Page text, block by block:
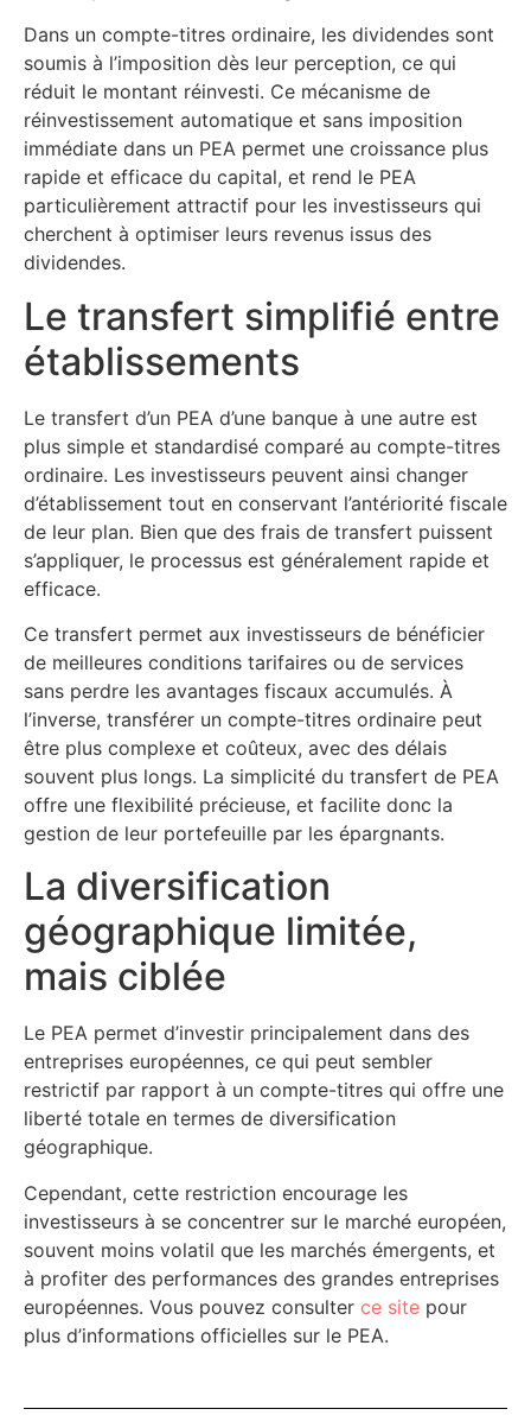
Dans un compte-titres ordinaire, les dividendes sont
soumis à l’imposition dès leur perception, ce qui
réduit le montant réinvesti. Ce mécanisme de
réinvestissement automatique et sans imposition
immédiate dans un PEA permet une croissance plus
rapide et efficace du capital, et rend le PEA
particulièrement attractif pour les investisseurs qui
cherchent à optimiser leurs revenus issus des
dividendes.
Le transfert simplifié entre
établissements
Le transfert d’un PEA d’une banque à une autre est
plus simple et standardisé comparé au compte-titres
ordinaire. Les investisseurs peuvent ainsi changer
d’établissement tout en conservant l’antériorité fiscale
de leur plan. Bien que des frais de transfert puissent
s’appliquer, le processus est généralement rapide et
efficace.
Ce transfert permet aux investisseurs de bénéficier
de meilleures conditions tarifaires ou de services
sans perdre les avantages fiscaux accumulés. À
l’inverse, transférer un compte-titres ordinaire peut
être plus complexe et coûteux, avec des délais
souvent plus longs. La simplicité du transfert de PEA
offre une flexibilité précieuse, et facilite donc la
gestion de leur portefeuille par les épargnants.
La diversification
géographique limitée,
mais ciblée
Le PEA permet d’investir principalement dans des
entreprises européennes, ce qui peut sembler
restrictif par rapport à un compte-titres qui offre une
liberté totale en termes de diversification
géographique.
Cependant, cette restriction encourage les
investisseurs à se concentrer sur le marché européen,
souvent moins volatil que les marchés émergents, et
à profiter des performances des grandes entreprises
européennes. Vous pouvez consulter ce site pour
plus d’informations officielles sur le PEA.